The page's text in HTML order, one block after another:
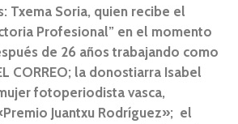
Txema Soria, quien recibe el
Profesional” en el momento
de 26 años trabajando como
CORREO; la donostiarra Isabel
fotoperiodista vasca,
Juantxu Rodríguez»; el